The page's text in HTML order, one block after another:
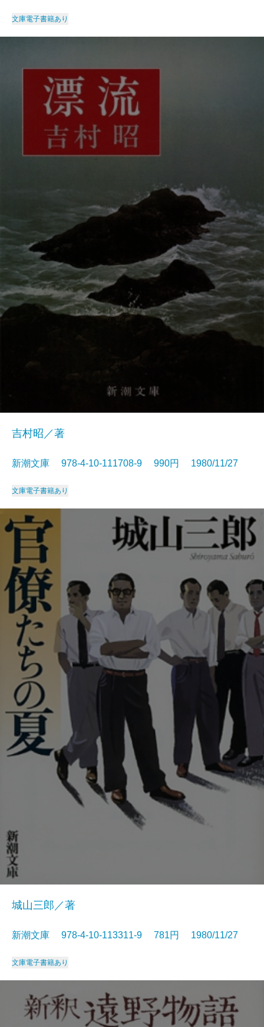
文庫電子書籍あり
吉村昭／著
新潮文庫 978-4-10-111708-9 990円 1980/11/27
文庫電子書籍あり
城山三郎／著
新潮文庫 978-4-10-113311-9 781円 1980/11/27
文庫電子書籍あり